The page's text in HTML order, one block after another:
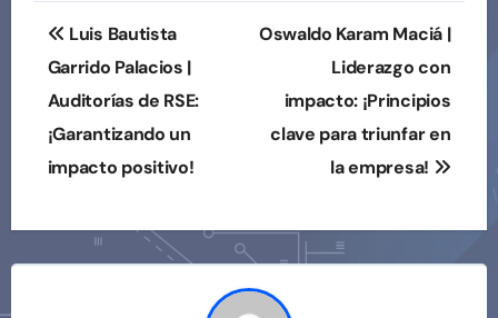
Navegación
de
entradas
Luis Bautista
Garrido Palacios |
Auditorías de RSE:
¡Garantizando un
impacto positivo!
Oswaldo Karam Maciá |
Liderazgo con
impacto: ¡Principios
clave para triunfar en
la empresa!